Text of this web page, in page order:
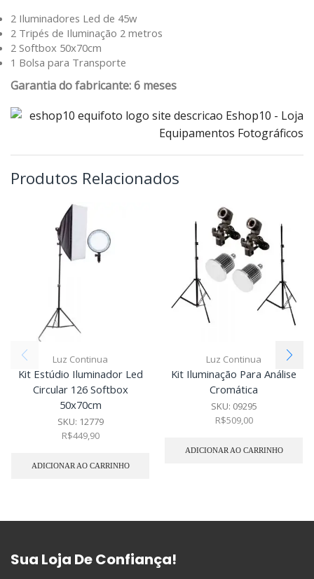
2 Iluminadores Led de 45w
2 Tripés de Iluminação 2 metros
2 Softbox 50x70cm
1 Bolsa para Transporte
Garantia do fabricante: 6 meses
Produtos Relacionados
Luz Continua
Kit Estúdio Iluminador Led
Circular 126 Softbox
50x70cm
SKU: 12779
R$449,90
ADICIONAR AO CARRINHO
Luz Continua
Kit Iluminação Para Análise
Cromática
SKU: 09295
R$509,00
ADICIONAR AO CARRINHO
Sua Loja De Confiança!